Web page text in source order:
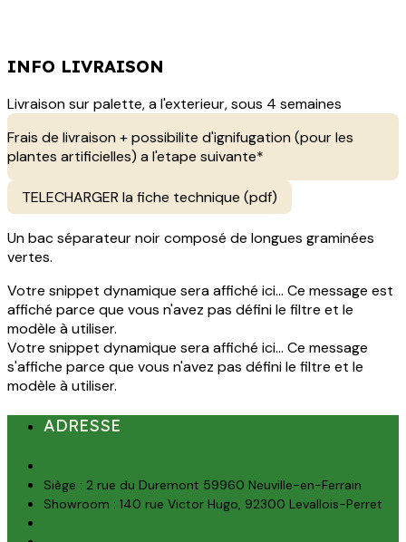
INFO LIVRAISON
Livraison sur palette, a l'exterieur, sous 4 semaines
Frais de livraison + possibilite d'ignifugation (pour les
plantes artificielles) a l'etape suivante*
TELECHARGER la fiche technique (pdf)
Un bac séparateur noir composé de longues graminées
vertes.
Votre snippet dynamique sera affiché ici... Ce message est
affiché parce que vous n'avez pas défini le filtre et le
modèle à utiliser.
Votre snippet dynamique sera affiché ici... Ce message
s'affiche parce que vous n'avez pas défini le filtre et le
modèle à utiliser.
ADRESSE
Siège : 2 rue du Duremont 59960 Neuville-en-Ferrain
Showroom : 140 rue Victor Hugo, 92300 Levallois-Perret